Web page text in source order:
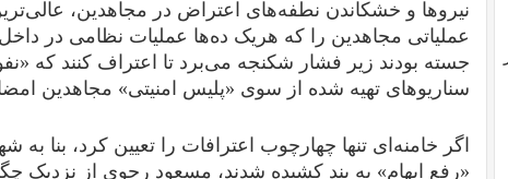
نیروها و خشکاندن نطفه‌های اعتراض در مجاهدین،
عملیاتی مجاهدین را که هریک ده‌ها عملیات نظامی در
جسته بودند زیر فشار شکنجه می‌برد تا اعتراف کنند که
سناریوهای تهیه شده از سوی «پلیس امنیتی» مجاهدین امضا
اگر خامنه‌ای تنها چهارچوب اعترافات را تعیین کرد، بنا
«رفع ابهام» به بند کشیده شدند، مسعود رجوی از نزدیک